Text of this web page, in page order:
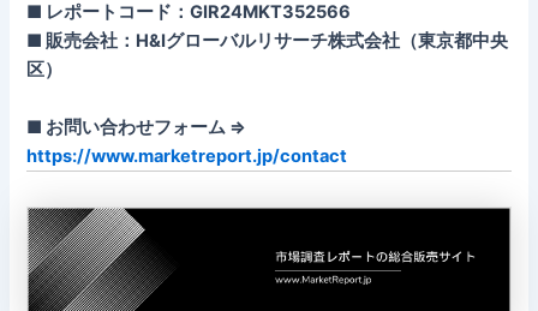
■ レポートコード：GIR24MKT352566
■ 販売会社：H&Iグローバルリサーチ株式会社（東京都中央
区）
■ お問い合わせフォーム ⇒
https://www.marketreport.jp/contact